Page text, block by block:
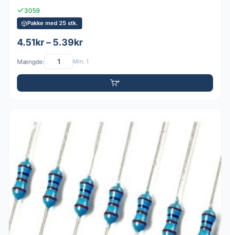
3059
Pakke med 25 stk.
4.51kr – 5.39kr
Mængde: Min: 1